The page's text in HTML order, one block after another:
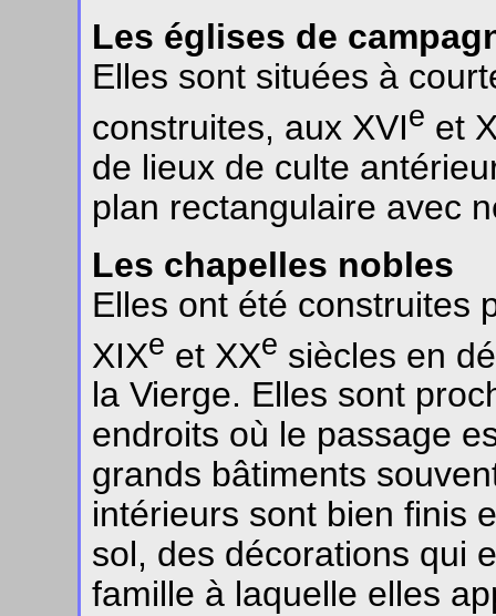
Les églises de
Elles sont situées à
construites, aux XVIe et
de lieux de culte
plan rectangulaire avec
Les chapelles nobles
Elles ont été construites
XIXe et XXe siècles en
la Vierge. Elles sont
endroits où le passage
grands bâtiments
intérieurs sont bien finis
sol, des décorations qui
famille à laquelle elles